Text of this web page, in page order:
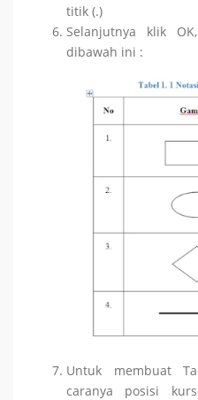
titik (.)
Selanjutnya klik
dibawah ini :
Untuk membuat
caranya posisi